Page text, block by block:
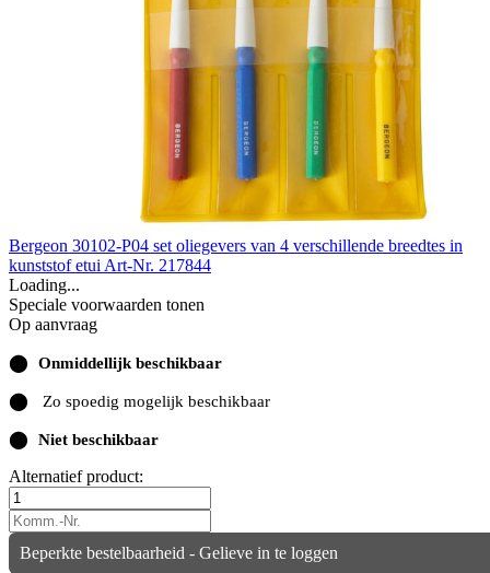
Bergeon 30102-P04 set oliegevers van 4 verschillende breedtes in
kunststof etui Art-Nr. 217844
Loading...
Speciale voorwaarden tonen
Op aanvraag
⬤ Onmiddellijk beschikbaar
⬤ Zo spoedig mogelijk beschikbaar
⬤ Niet beschikbaar
Alternatief product:
Beperkte bestelbaarheid - Gelieve in te loggen